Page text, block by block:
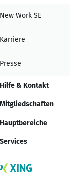
New Work SE
Karriere
Presse
Hilfe & Kontakt
Mitgliedschaften
Hauptbereiche
Services